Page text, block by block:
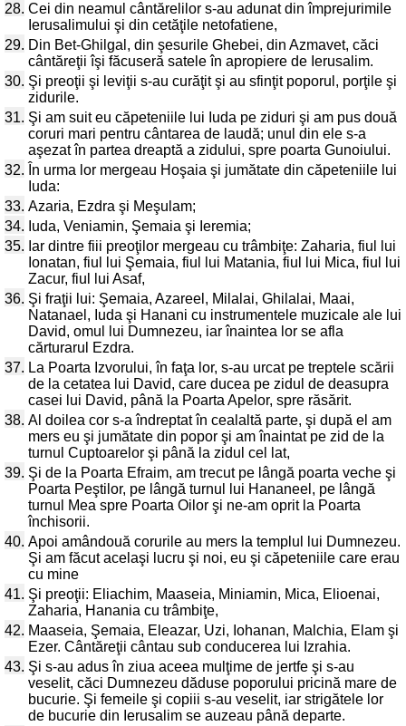
28. Cei din neamul cântărelilor s-au adunat din împrejurimile
Ierusalimului şi din cetăţile netofatiene,
29. Din Bet-Ghilgal, din şesurile Ghebei, din Azmavet, căci
cântăreţii îşi făcuseră satele în apropiere de Ierusalim.
30. Şi preoţii şi leviţii s-au curăţit şi au sfinţit poporul, porţile şi
zidurile.
31. Şi am suit eu căpeteniile lui Iuda pe ziduri şi am pus două
coruri mari pentru cântarea de laudă; unul din ele s-a
aşezat în partea dreaptă a zidului, spre poarta Gunoiului.
32. În urma lor mergeau Hoşaia şi jumătate din căpeteniile lui
Iuda:
33. Azaria, Ezdra şi Meşulam;
34. Iuda, Veniamin, Şemaia şi Ieremia;
35. Iar dintre fiii preoţilor mergeau cu trâmbiţe: Zaharia, fiul lui
Ionatan, fiul lui Şemaia, fiul lui Matania, fiul lui Mica, fiul lui
Zacur, fiul lui Asaf,
36. Şi fraţii lui: Şemaia, Azareel, Milalai, Ghilalai, Maai,
Natanael, Iuda şi Hanani cu instrumentele muzicale ale lui
David, omul lui Dumnezeu, iar înaintea lor se afla
cărturarul Ezdra.
37. La Poarta Izvorului, în faţa lor, s-au urcat pe treptele scării
de la cetatea lui David, care ducea pe zidul de deasupra
casei lui David, până la Poarta Apelor, spre răsărit.
38. Al doilea cor s-a îndreptat în cealaltă parte, şi după el am
mers eu şi jumătate din popor şi am înaintat pe zid de la
turnul Cuptoarelor şi până la zidul cel lat,
39. Şi de la Poarta Efraim, am trecut pe lângă poarta veche şi
Poarta Peştilor, pe lângă turnul lui Hananeel, pe lângă
turnul Mea spre Poarta Oilor şi ne-am oprit la Poarta
închisorii.
40. Apoi amândouă corurile au mers la templul lui Dumnezeu.
Şi am făcut acelaşi lucru şi noi, eu şi căpeteniile care erau
cu mine
41. Şi preoţii: Eliachim, Maaseia, Miniamin, Mica, Elioenai,
Zaharia, Hanania cu trâmbiţe,
42. Maaseia, Şemaia, Eleazar, Uzi, Iohanan, Malchia, Elam şi
Ezer. Cântăreţii cântau sub conducerea lui Izrahia.
43. Şi s-au adus în ziua aceea mulţime de jertfe şi s-au
veselit, căci Dumnezeu dăduse poporului pricină mare de
bucurie. Şi femeile şi copiii s-au veselit, iar strigătele lor
de bucurie din Ierusalim se auzeau până departe.